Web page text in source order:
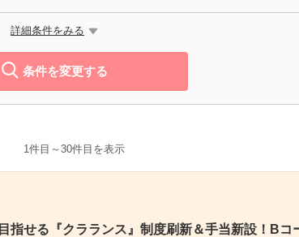
詳細条件をみる
条件を変更する
1件目～30件目を表示
指せる『クラランス』制度刷新＆手当新設！Bコ